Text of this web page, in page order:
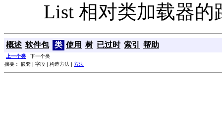
List 相对类加载器的
概述 软件包 类 使用 树 已过时 索引 帮助
上一个类 下一个类
摘要： 嵌套 | 字段 | 构造方法 | 方法